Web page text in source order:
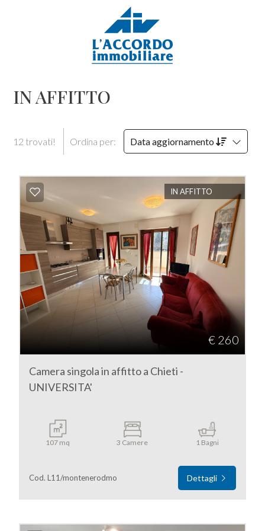
IN AFFITTO
12 trovati! Ordina per: Data aggiornamento
IN AFFITTO
€ 260
Camera singola in affitto a Chieti -
UNIVERSITA'
107 mq 3 Camere 1 Bagni
Cod. L11/montenerodmo Dettagli
IMMOBILI
CONTATTI
Contratto
Affitto
Scegli
dove
cercare
Provincia
Tipologia
Residenziali